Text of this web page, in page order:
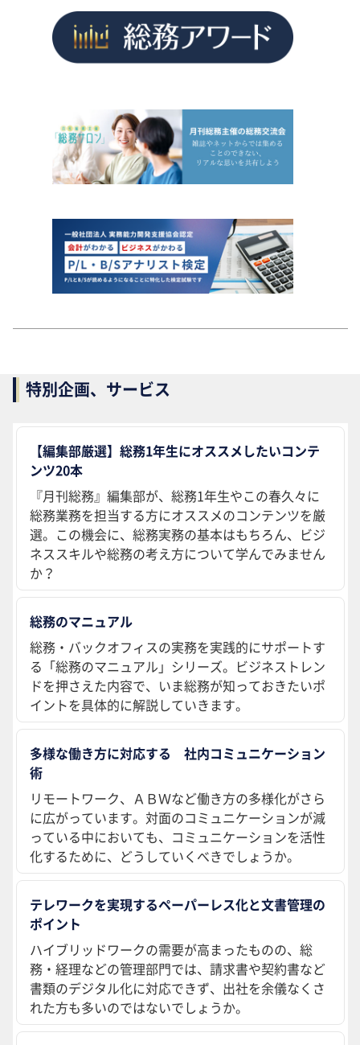
特別企画、サービス
【編集部厳選】総務1年生にオススメしたいコンテ
ンツ20本
『月刊総務』編集部が、総務1年生やこの春久々に
総務業務を担当する方にオススメのコンテンツを厳
選。この機会に、総務実務の基本はもちろん、ビジ
ネススキルや総務の考え方について学んでみません
か？
総務のマニュアル
総務・バックオフィスの実務を実践的にサポートす
る「総務のマニュアル」シリーズ。ビジネストレン
ドを押さえた内容で、いま総務が知っておきたいポ
イントを具体的に解説していきます。
多様な働き方に対応する 社内コミュニケーション
術
リモートワーク、ＡＢＷなど働き方の多様化がさら
に広がっています。対面のコミュニケーションが減
っている中においても、コミュニケーションを活性
化するために、どうしていくべきでしょうか。
テレワークを実現するペーパーレス化と文書管理の
ポイント
ハイブリッドワークの需要が高まったものの、総
務・経理などの管理部門では、請求書や契約書など
書類のデジタル化に対応できず、出社を余儀なくさ
れた方も多いのではないでしょうか。